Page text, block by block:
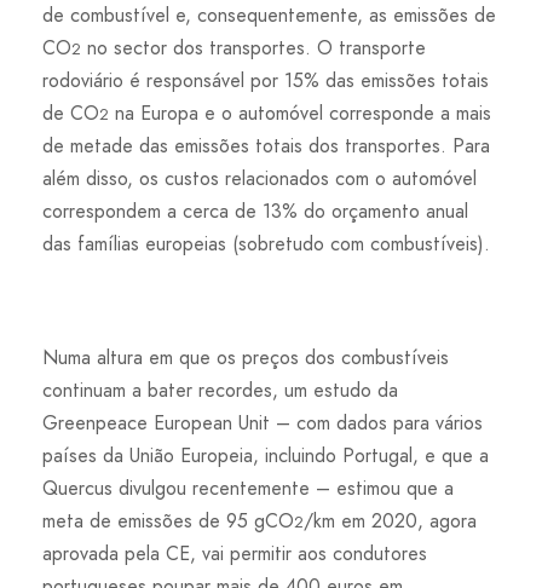
de combustível e, consequentemente, as emissões de
CO2 no sector dos transportes. O transporte
rodoviário é responsável por 15% das emissões totais
de CO2 na Europa e o automóvel corresponde a mais
de metade das emissões totais dos transportes. Para
além disso, os custos relacionados com o automóvel
correspondem a cerca de 13% do orçamento anual
das famílias europeias (sobretudo com combustíveis).
Numa altura em que os preços dos combustíveis
continuam a bater recordes, um estudo da
Greenpeace European Unit – com dados para vários
países da União Europeia, incluindo Portugal, e que a
Quercus divulgou recentemente – estimou que a
meta de emissões de 95 gCO2/km em 2020, agora
aprovada pela CE, vai permitir aos condutores